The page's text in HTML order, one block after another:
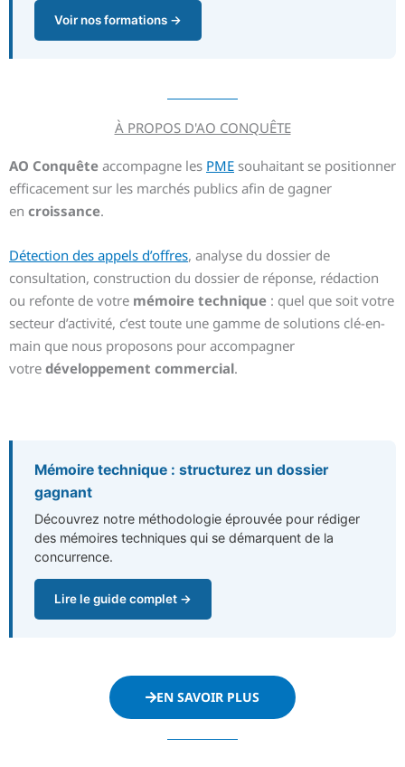
Voir nos formations →
À PROPOS D'AO CONQUÊTE
AO Conquête accompagne les PME souhaitant se positionner
efficacement sur les marchés publics afin de gagner
en croissance.
Détection des appels d’offres, analyse du dossier de
consultation, construction du dossier de réponse, rédaction
ou refonte de votre mémoire technique : quel que soit votre
secteur d’activité, c’est toute une gamme de solutions clé-en-
main que nous proposons pour accompagner
votre développement commercial.
Mémoire technique : structurez un dossier
gagnant
Découvrez notre méthodologie éprouvée pour rédiger
des mémoires techniques qui se démarquent de la
concurrence.
Lire le guide complet →
EN SAVOIR PLUS